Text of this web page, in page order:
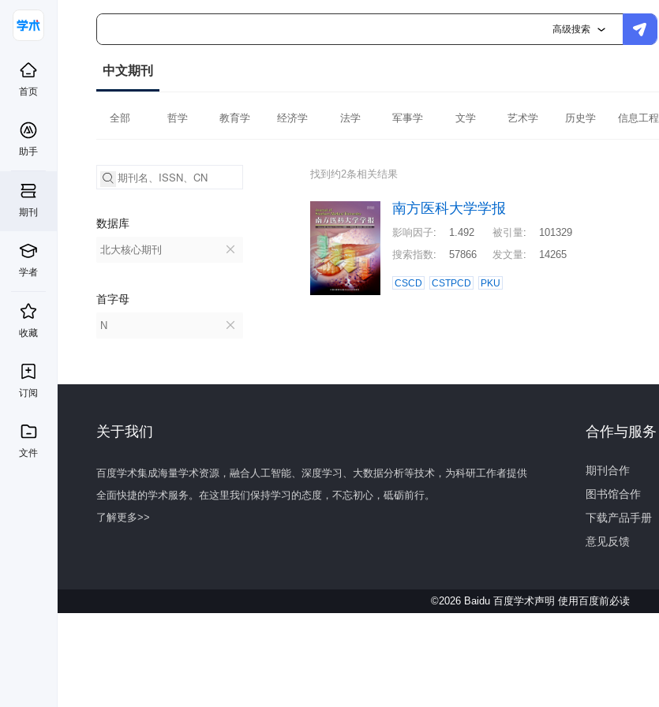
高级搜索
首页
助手
期刊
学者
收藏
订阅
文件
中文期刊
全部 哲学 教育学 经济学 法学 军事学 文学 艺术学 历史学 信息工程
数据库
北大核心期刊
首字母
N
找到约2条相关结果
南方医科大学学报
影响因子: 1.492 被引量:
101329
搜索指数: 57866 发文量: 14265
CSCD CSTPCD PKU
关于我们
百度学术集成海量学术资源，融合人工智能、深度学习、大数据分析等技术，为科研工作者提供
全面快捷的学术服务。在这里我们保持学习的态度，不忘初心，砥砺前行。
了解更多>>
合作与服务
期刊合作
图书馆合作
下载产品手册
意见反馈
©2026 Baidu 百度学术声明 使用百度前必读